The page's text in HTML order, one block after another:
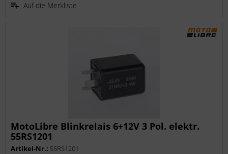
Auf die Merkliste
MotoLibre Blinkrelais 6+12V 3 Pol. elektr.
55RS1201
Artikel-Nr.: 55RS1201